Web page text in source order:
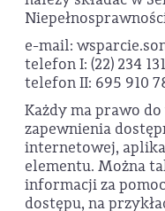
e-mail:
telefon I: (22) 234
telefon II: 695 910
Każdy ma prawo
zapewnienia
internetowej,
elementu. Można
informacji za
dostępu, na